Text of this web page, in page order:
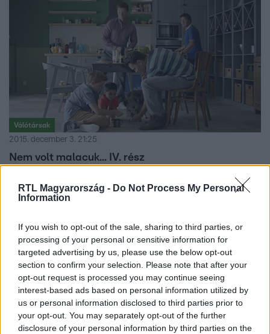
RTL Magyarország - Do Not Process My Personal
Information
If you wish to opt-out of the sale, sharing to third parties, or
processing of your personal or sensitive information for
targeted advertising by us, please use the below opt-out
section to confirm your selection. Please note that after your
opt-out request is processed you may continue seeing
interest-based ads based on personal information utilized by
us or personal information disclosed to third parties prior to
your opt-out. You may separately opt-out of the further
disclosure of your personal information by third parties on the
Válótársak
2015. december 3. 21:25
Nem volt malacuk... IV. rész
Üdv! Csülök vagyok a minesotai törpemalac lakótársa
ennek a három figurának, jelen pillanatban épp egy
gépkocsiban száguldok Szonjával, ugyanis… hát, hogy is
zsarolási alap ebben a kapcsolatban, de most inkább az
eseményekről, amikre nyilván az este látottak alapján
következtetek: